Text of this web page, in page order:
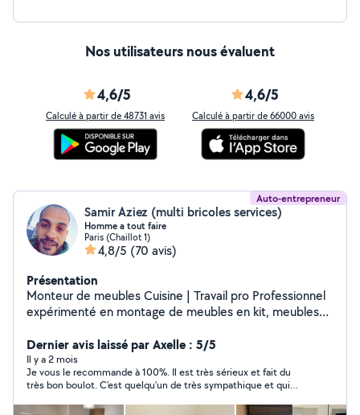
Nos utilisateurs nous évaluent
4,6/5
Calculé à partir de 48731 avis
4,6/5
Calculé à partir de 66000 avis
Auto-entrepreneur
Samir Aziez (multi bricoles services)
Homme a tout faire
Paris (Chaillot 1)
4,8/5 (70 avis)
Présentation
Monteur de meubles Cuisine | Travail pro Professionnel
expérimenté en montage de meubles en kit, meubles
Travail soigné, rapide et sérieux. Fixation murale, pose
plan de travail et petit bricolage. Paris & Île-de-France
Réponse rapide devis clair Avis clients excellents
Dernier avis laissé par Axelle : 5/5
Il y a 2 mois
Je vous le recommande à 100%. Il est très sérieux et fait du
très bon boulot. C’est quelqu’un de très sympathique et qui